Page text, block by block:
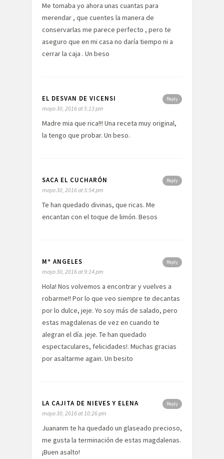
Me tomaba yo ahora unas cuantas para
merendar , que cuentes la manera de
conservarlas me parece perfecto , pero te
aseguro que en mi casa no daría tiempo ni a
cerrar la caja . Un beso
Reply
EL DESVAN DE VICENSI
mayo 30, 2016 at 5:13 pm
Madre mia que rica!!! Una receta muy original,
la tengo que probar. Un beso.
Reply
SACA EL CUCHARÓN
mayo 30, 2016 at 5:54 pm
Te han quedado divinas, que ricas. Me
encantan con el toque de limón. Besos
Reply
Mª ANGELES
mayo 30, 2016 at 9:14 pm
Hola! Nos volvemos a encontrar y vuelves a
robarme!! Por lo que veo siempre te decantas
por lo dulce, jeje. Yo soy más de salado, pero
estas magdalenas de vez en cuando te
alegran el día. jeje. Te han quedado
espectaculares, felicidades!. Muchas gracias
por asaltarme again. Un besito
Reply
LA CAJITA DE NIEVES Y ELENA
mayo 30, 2016 at 10:26 pm
Juananm te ha quedado un glaseado precioso,
me gusta la terminación de estas magdalenas.
¡Buen asalto!